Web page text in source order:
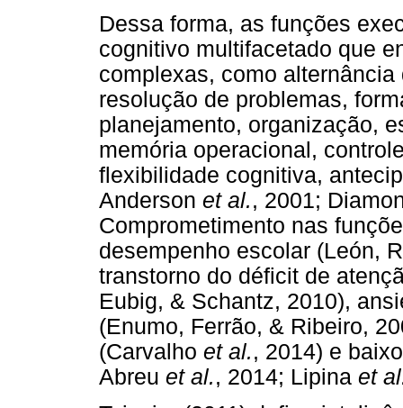
Dessa forma, as funções
cognitivo multifacetado que
complexas, como
resolução de problemas,
planejamento, organização,
memória operacional,
flexibilidade cognitiva,
Anderson et al., 2001;
Comprometimento nas
desempenho escolar (León,
transtorno do déficit de
Eubig, & Schantz, 2010),
(Enumo, Ferrão, & Ribeiro,
(Carvalho et al., 2014) e
Abreu et al., 2014; Lipina et